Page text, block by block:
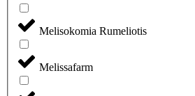
Melisokomia Rumeliotis
Melissafarm